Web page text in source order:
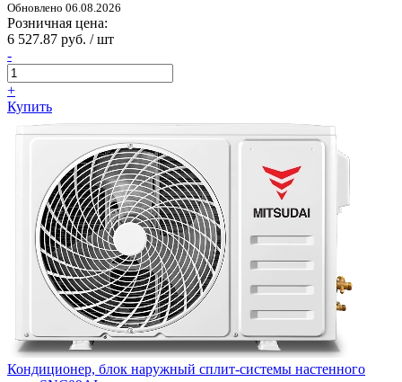
Обновлено 06.08.2026
Розничная цена:
6 527.87 руб. / шт
-
+
Купить
Кондиционер, блок наружный сплит-системы настенного